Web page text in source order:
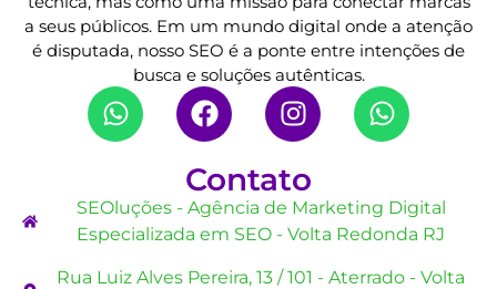
a seus públicos. Em um mundo digital onde a atenção
é disputada, nosso SEO é a ponte entre intenções de
busca e soluções autênticas.
Contato
SEOluções - Agência de Marketing Digital
Especializada em SEO - Volta Redonda RJ
Rua Luiz Alves Pereira, 13 / 101 - Aterrado - Volta